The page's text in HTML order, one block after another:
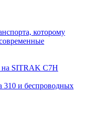
которому
на SITRAK C7H
и беспроводных